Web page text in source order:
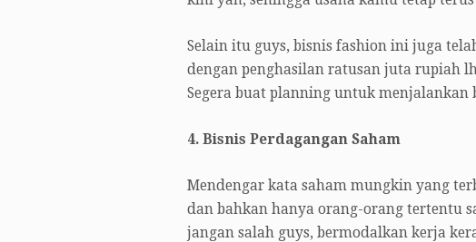
Selain itu guys, bisnis fashion ini juga
dengan penghasilan ratusan juta rupiah
Segera buat planning untuk menjalankan
4. Bisnis Perdagangan Saham
Mendengar kata saham mungkin yang
dan bahkan hanya orang-orang tertentu
jangan salah guys, bermodalkan kerja